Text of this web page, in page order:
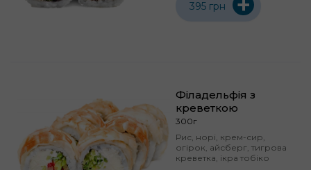
395 грн
Філадельфія з
креветкою
300г
Рис, норі, крем-сир,
огірок, айсберг, тигрова
креветка, ікра тобіко